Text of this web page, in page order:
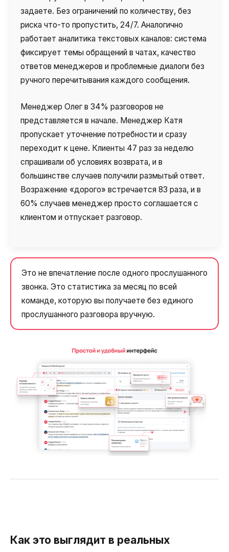
задаете. Без ограничений по количеству, без
риска что-то пропустить, 24/7. Аналогично
работает аналитика текстовых каналов: система
фиксирует темы обращений в чатах, качество
ответов менеджеров и проблемные диалоги без
ручного перечитывания каждого сообщения.
Менеджер Олег в 34% разговоров не
представляется в начале. Менеджер Катя
пропускает уточнение потребности и сразу
переходит к цене. Клиенты 47 раз за неделю
спрашивали об условиях возврата, и в
большинстве случаев получили размытый ответ.
Возражение «дорого» встречается 83 раза, и в
60% случаев менеджер просто соглашается с
клиентом и отпускает разговор.
Это не впечатление после одного прослушанного
звонка. Это статистика за месяц по всей
команде, которую вы получаете без единого
прослушанного разговора вручную.
Как это выглядит в реальных